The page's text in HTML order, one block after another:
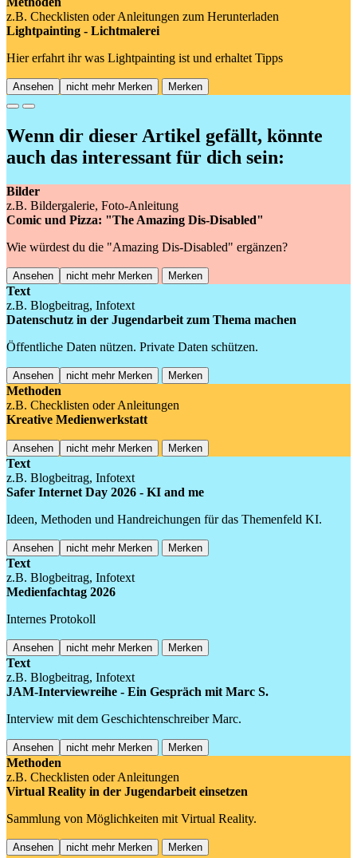
z.B. Checklisten oder Anleitungen zum Herunterladen
Lightpainting - Lichtmalerei
Hier erfahrt ihr was Lightpainting ist und erhaltet Tipps
Ansehen nicht mehr Merken Merken
Previous
Next
Wenn dir dieser Artikel gefällt, könnte
auch das interessant für dich sein:
Bilder
z.B. Bildergalerie, Foto-Anleitung
Comic und Pizza: "The Amazing Dis-Disabled"
Wie würdest du die "Amazing Dis-Disabled" ergänzen?
Ansehen nicht mehr Merken Merken
Text
z.B. Blogbeitrag, Infotext
Datenschutz in der Jugendarbeit zum Thema machen
Öffentliche Daten nützen. Private Daten schützen.
Ansehen nicht mehr Merken Merken
Methoden
z.B. Checklisten oder Anleitungen
Kreative Medienwerkstatt
Ansehen nicht mehr Merken Merken
Text
z.B. Blogbeitrag, Infotext
Safer Internet Day 2026 - KI and me
Ideen, Methoden und Handreichungen für das Themenfeld KI.
Ansehen nicht mehr Merken Merken
Text
z.B. Blogbeitrag, Infotext
Medienfachtag 2026
Internes Protokoll
Ansehen nicht mehr Merken Merken
Text
z.B. Blogbeitrag, Infotext
JAM-Interviewreihe - Ein Gespräch mit Marc S.
Interview mit dem Geschichtenschreiber Marc.
Ansehen nicht mehr Merken Merken
Methoden
z.B. Checklisten oder Anleitungen
Virtual Reality in der Jugendarbeit einsetzen
Sammlung von Möglichkeiten mit Virtual Reality.
Ansehen nicht mehr Merken Merken